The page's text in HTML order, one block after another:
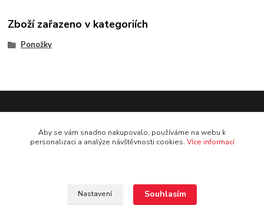
Zboží zařazeno v kategoriích
Ponožky
Aby se vám snadno nakupovalo, používáme na webu k
personalizaci a analýze návštěvnosti cookies. Více informací
Nastavení Souhlasím